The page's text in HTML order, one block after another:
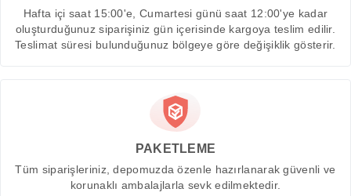
Hafta içi saat 15:00'e, Cumartesi günü saat 12:00'ye kadar
oluşturduğunuz siparişiniz gün içerisinde kargoya teslim edilir.
Teslimat süresi bulunduğunuz bölgeye göre değişiklik gösterir.
PAKETLEME
Tüm siparişleriniz, depomuzda özenle hazırlanarak güvenli ve
korunaklı ambalajlarla sevk edilmektedir.